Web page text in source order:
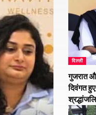
दिल्ली
गुजरात
दिवंगत हुए